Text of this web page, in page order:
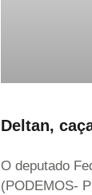
Deltan,
O deputado
(PODEMOS-